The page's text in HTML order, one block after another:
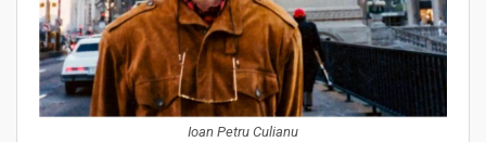
Ioan Petru Culianu